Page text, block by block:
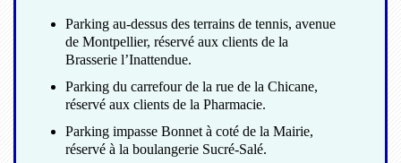
Parking au-dessus des terrains de tennis, avenue
de Montpellier, réservé aux clients de la
Brasserie l’Inattendue.
Parking du carrefour de la rue de la Chicane,
réservé aux clients de la Pharmacie.
Parking impasse Bonnet à coté de la Mairie,
réservé à la boulangerie Sucré-Salé.